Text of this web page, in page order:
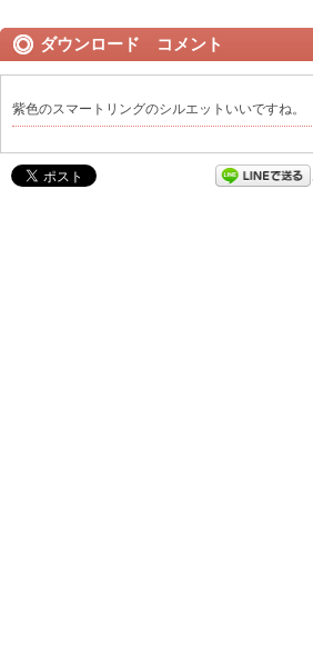
ダウンロード コメント
紫色のスマートリングのシルエットいいですね。